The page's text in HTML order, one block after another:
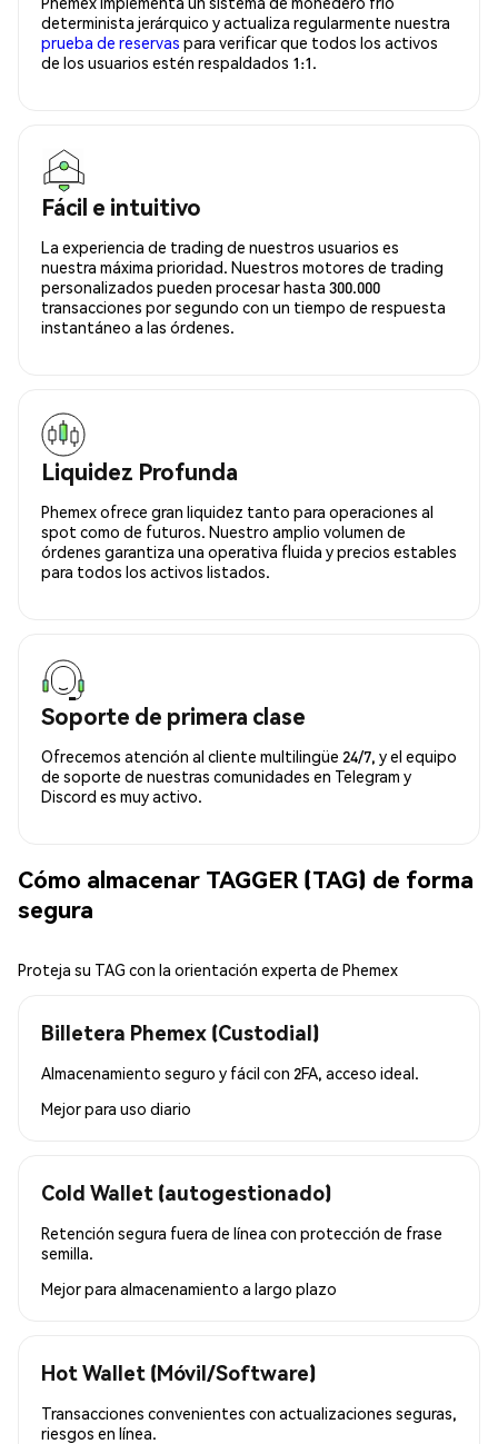
determinista jerárquico y actualiza regularmente nuestra
prueba de reservas para verificar que todos los activos
de los usuarios estén respaldados 1:1.
Fácil e intuitivo
La experiencia de trading de nuestros usuarios es
nuestra máxima prioridad. Nuestros motores de trading
personalizados pueden procesar hasta 300.000
transacciones por segundo con un tiempo de respuesta
instantáneo a las órdenes.
Liquidez Profunda
Phemex ofrece gran liquidez tanto para operaciones al
spot como de futuros. Nuestro amplio volumen de
órdenes garantiza una operativa fluida y precios estables
para todos los activos listados.
Soporte de primera clase
Ofrecemos atención al cliente multilingüe 24/7, y el equipo
de soporte de nuestras comunidades en Telegram y
Discord es muy activo.
Cómo almacenar TAGGER (TAG) de forma
segura
Proteja su TAG con la orientación experta de Phemex
Billetera Phemex (Custodial)
Almacenamiento seguro y fácil con 2FA, acceso ideal.
Mejor para uso diario
Cold Wallet (autogestionado)
Retención segura fuera de línea con protección de frase
semilla.
Mejor para almacenamiento a largo plazo
Hot Wallet (Móvil/Software)
Transacciones convenientes con actualizaciones seguras,
riesgos en línea.